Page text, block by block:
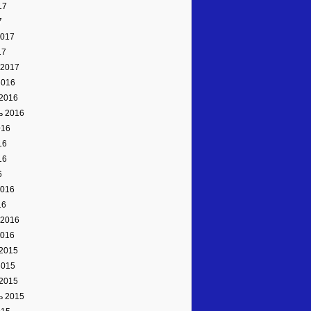
2016
2015